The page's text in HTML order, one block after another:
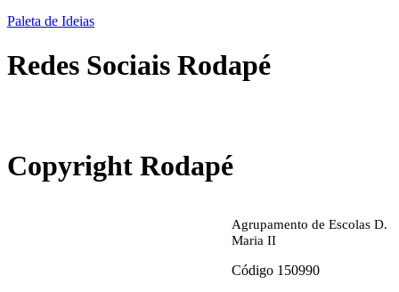
Paleta de Ideias
Redes Sociais Rodapé
Copyright Rodapé
Agrupamento de Escolas D.
Maria II
Código 150990